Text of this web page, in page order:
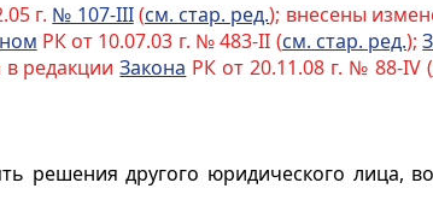
г. № 107-III(см. стар. ред.); внесены
РК от 10.07.03 г. № 483-II (см. стар. ред.);
в редакцииЗакона РК от 20.11.08 г. № 88-IV (
решения другого юридического лица,